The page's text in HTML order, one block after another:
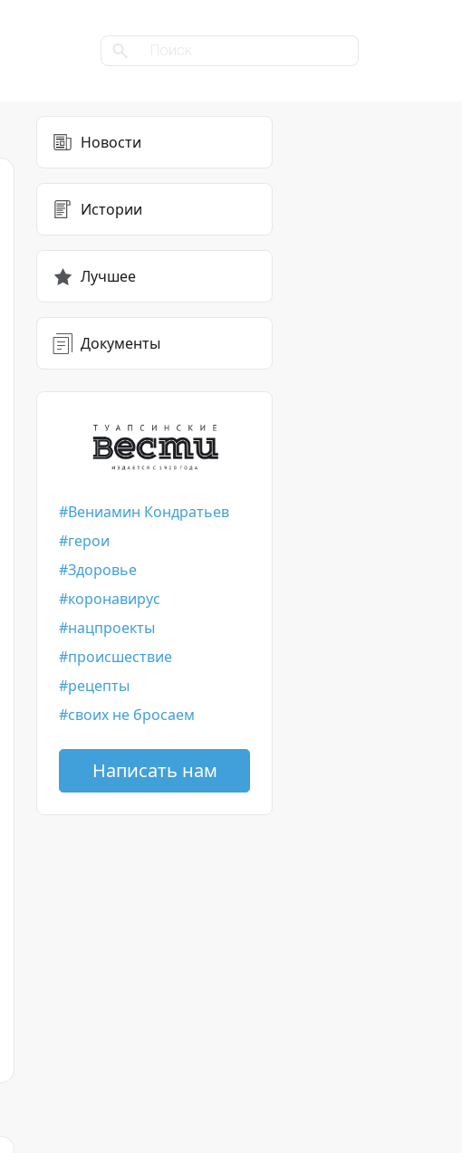
Новости
Истории
Лучшее
Документы
Вениамин Кондратьев
герои
Здоровье
коронавирус
нацпроекты
происшествие
рецепты
своих не бросаем
Написать нам